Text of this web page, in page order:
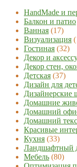
HandMade и
Балкон и патио
Ванная (17)
Визуализация
Гостиная (32)
Декор и
Декор стен,
Детская (37)
Дизайн для
Дизайнерские
Домашние
Домашний
Домашний
Красивые
Кухня (33)
Ландшафтный
Мебель (80)